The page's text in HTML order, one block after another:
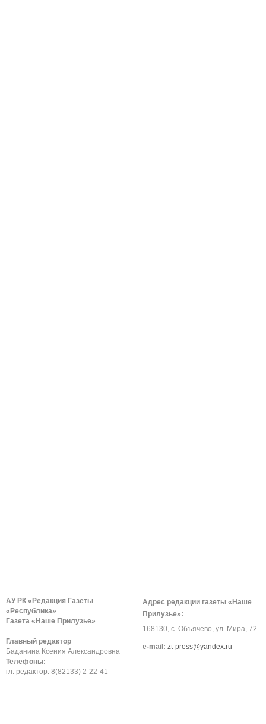
АУ РК «Редакция Газеты
«Республика»
Газета «Наше Прилузье»
Главный редактор
Баданина Ксения Александровна
Телефоны:
гл. редактор: 8(82133) 2-22-41
Адрес редакции газеты «Наше
Прилузье»:
168130, с. Объячево, ул. Мира, 72
е-mail: zt-press@yandex.ru